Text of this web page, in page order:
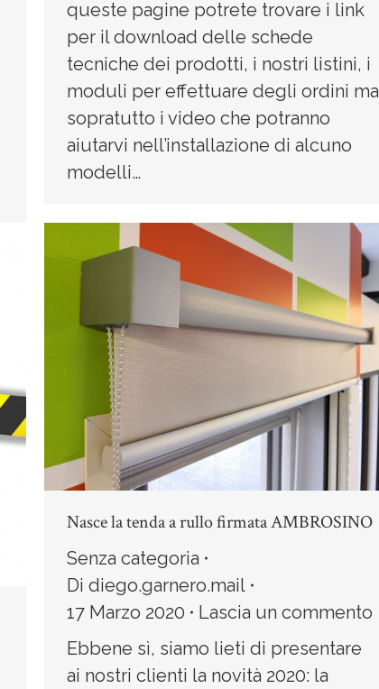
queste pagine potrete trovare i link
per il download delle schede
tecniche dei prodotti, i nostri listini, i
moduli per effettuare degli ordini ma
sopratutto i video che potranno
aiutarvi nell’installazione di alcuno
modelli…
Nasce la tenda a rullo firmata AMBROSINO
Senza categoria
Di diego.garnero.mail
17 Marzo 2020
Lascia un commento
Ebbene sì, siamo lieti di presentare
ai nostri clienti la novità 2020: la